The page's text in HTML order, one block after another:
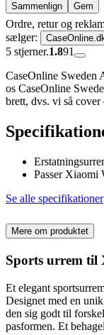
Sammenlign
Gem
Ordre, retur og
sælger:
5 stjerner.1.891
CaseOnline
os CaseOnline
brett, dvs. vi så cover
Passer Xiaomi
Se alle specifikationer
Mere om produktet
Sports urrem til
Et elegant
Designet med en
den sig godt til
pasformen. Et